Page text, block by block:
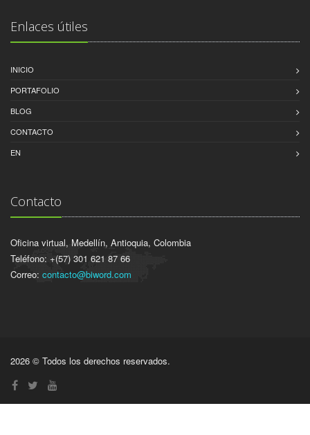
Enlaces útiles
INICIO
PORTAFOLIO
BLOG
CONTACTO
EN
Contacto
Oficina virtual, Medellín, Antioquia, Colombia
Teléfono: +(57) 301 621 87 66
Correo: contacto@biword.com
2026 © Todos los derechos reservados.